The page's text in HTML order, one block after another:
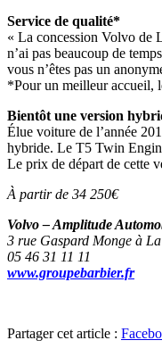
Service de qualité*
« La concession Volvo de
n’ai pas beaucoup de
vous n’êtes pas un
*Pour un meilleur accueil,
Bientôt une version
Élue voiture de l’année
hybride. Le T5 Twin
Le prix de départ de cette
À partir de 34 250€
Volvo – Amplitude
3 rue Gaspard Monge à
05 46 31 11 11
www.groupebarbier.fr
Partager cet article :